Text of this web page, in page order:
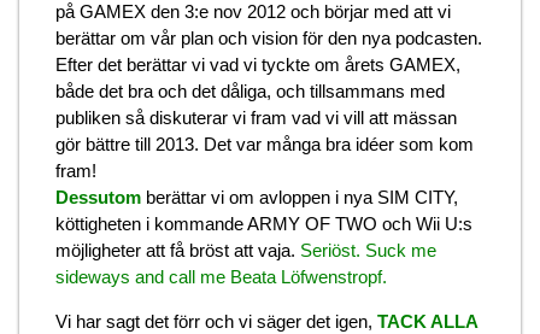
på GAMEX den 3:e nov 2012 och börjar med att vi
berättar om vår plan och vision för den nya podcasten.
Efter det berättar vi vad vi tyckte om årets GAMEX,
både det bra och det dåliga, och tillsammans med
publiken så diskuterar vi fram vad vi vill att mässan
gör bättre till 2013. Det var många bra idéer som kom
fram!
Dessutom berättar vi om avloppen i nya SIM CITY,
köttigheten i kommande ARMY OF TWO och Wii U:s
möjligheter att få bröst att vaja. Seriöst. Suck me
sideways and call me Beata Löfwenstropf.
Vi har sagt det förr och vi säger det igen, TACK ALLA